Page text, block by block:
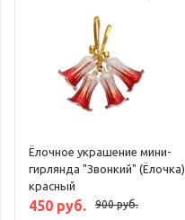
Ёлочное украшение мини-
гирлянда "Звонкий" (Ёлочка)
красный
450 руб. 900 руб.